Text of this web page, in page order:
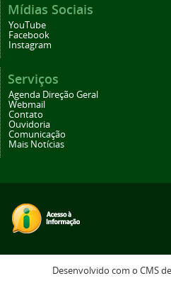
Mídias Sociais
YouTube
Facebook
Instagram
Serviços
Agenda Direção Geral
Webmail
Contato
Ouvidoria
Comunicação
Mais Notícias
Desenvolvido com o CMS